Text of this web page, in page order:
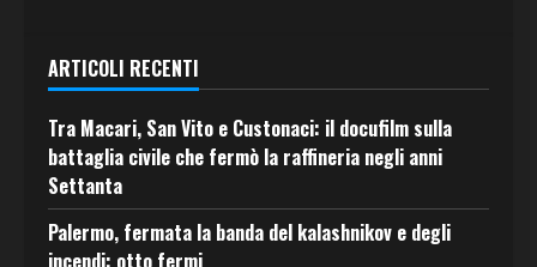
ARTICOLI RECENTI
Tra Macari, San Vito e Custonaci: il docufilm sulla
battaglia civile che fermò la raffineria negli anni
Settanta
Palermo, fermata la banda del kalashnikov e degli
incendi: otto fermi